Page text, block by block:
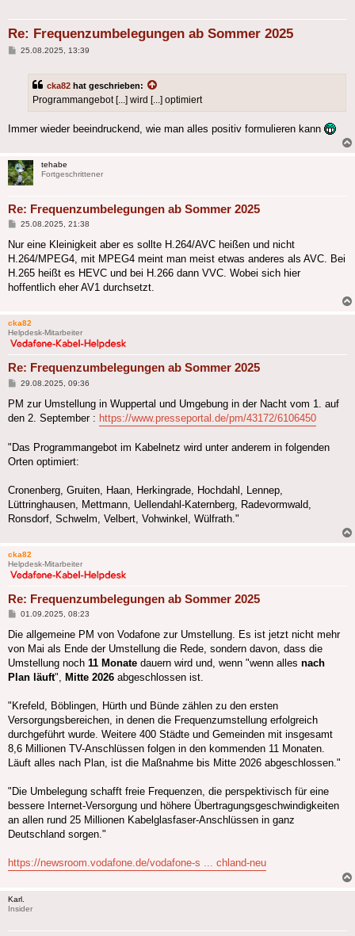
Re: Frequenzumbelegungen ab Sommer 2025
Beitrag
25.08.2025, 13:39
cka82 hat geschrieben:
Programmangebot [...] wird [...] optimiert
Immer wieder beeindruckend, wie man alles positiv formulieren kann
tehabe
Fortgeschrittener
Re: Frequenzumbelegungen ab Sommer 2025
Beitrag
25.08.2025, 21:38
Nur eine Kleinigkeit aber es sollte H.264/AVC heißen und nicht
H.264/MPEG4, mit MPEG4 meint man meist etwas anderes als AVC. Bei
H.265 heißt es HEVC und bei H.266 dann VVC. Wobei sich hier
hoffentlich eher AV1 durchsetzt.
cka82
Helpdesk-Mitarbeiter
Re: Frequenzumbelegungen ab Sommer 2025
Beitrag
29.08.2025, 09:36
PM zur Umstellung in Wuppertal und Umgebung in der Nacht vom 1. auf
den 2. September : https://www.presseportal.de/pm/43172/6106450
"Das Programmangebot im Kabelnetz wird unter anderem in folgenden
Orten optimiert:
Cronenberg, Gruiten, Haan, Herkingrade, Hochdahl, Lennep,
Lüttringhausen, Mettmann, Uellendahl-Katernberg, Radevormwald,
Ronsdorf, Schwelm, Velbert, Vohwinkel, Wülfrath."
cka82
Helpdesk-Mitarbeiter
Re: Frequenzumbelegungen ab Sommer 2025
Beitrag
01.09.2025, 08:23
Die allgemeine PM von Vodafone zur Umstellung. Es ist jetzt nicht mehr
von Mai als Ende der Umstellung die Rede, sondern davon, dass die
Umstellung noch 11 Monate dauern wird und, wenn "wenn alles nach
Plan läuft", Mitte 2026 abgeschlossen ist.
"Krefeld, Böblingen, Hürth und Bünde zählen zu den ersten
Versorgungsbereichen, in denen die Frequenzumstellung erfolgreich
durchgeführt wurde. Weitere 400 Städte und Gemeinden mit insgesamt
8,6 Millionen TV-Anschlüssen folgen in den kommenden 11 Monaten.
Läuft alles nach Plan, ist die Maßnahme bis Mitte 2026 abgeschlossen."
"Die Umbelegung schafft freie Frequenzen, die perspektivisch für eine
bessere Internet-Versorgung und höhere Übertragungsgeschwindigkeiten
an allen rund 25 Millionen Kabelglasfaser-Anschlüssen in ganz
Deutschland sorgen."
https://newsroom.vodafone.de/vodafone-s ... chland-neu
Karl.
Insider